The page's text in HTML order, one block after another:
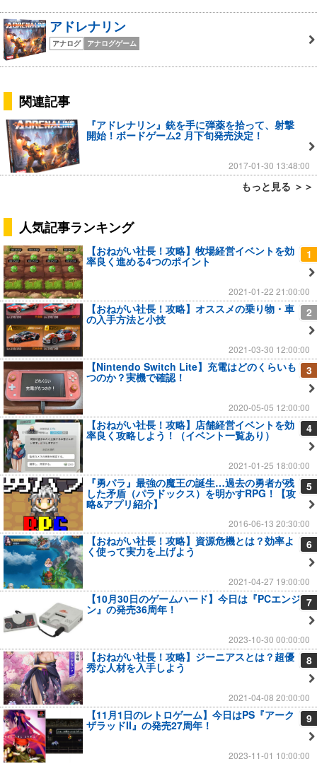
アドレナリン
アナログ アナログゲーム
関連記事
『アドレナリン』銃を手に弾薬を拾って、射撃
開始！ボードゲーム2 月下旬発売決定！
2017-01-30 13:48:00
もっと見る ＞＞
人気記事ランキング
1
【おねがい社長！攻略】牧場経営イベントを効
率良く進める4つのポイント
2021-01-22 21:00:00
2
【おねがい社長！攻略】オススメの乗り物・車
の入手方法と小技
2021-03-30 12:00:00
3
【Nintendo Switch Lite】充電はどのくらいも
つのか？実機で確認！
2020-05-05 12:00:00
4
【おねがい社長！攻略】店舗経営イベントを効
率良く攻略しよう！（イベント一覧あり）
2021-01-25 18:00:00
5
『勇パラ』最強の魔王の誕生…過去の勇者が残
した矛盾（パラドックス）を明かすRPG！【攻
略&アプリ紹介】
2016-06-13 20:30:00
6
【おねがい社長！攻略】資源危機とは？効率よ
く使って実力を上げよう
2021-04-27 19:00:00
7
【10月30日のゲームハード】今日は『PCエンジ
ン』の発売36周年！
2023-10-30 00:00:00
8
【おねがい社長！攻略】ジーニアスとは？超優
秀な人材を入手しよう
2021-04-08 20:00:00
9
【11月1日のレトロゲーム】今日はPS『アーク
ザラッドII』の発売27周年！
2023-11-01 10:00:00